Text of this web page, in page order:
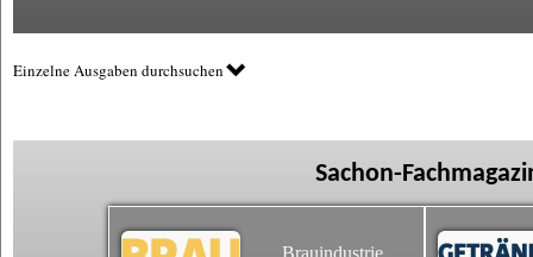
Einzelne Ausgaben durchsuchen
Sachon-
Brauindustrie